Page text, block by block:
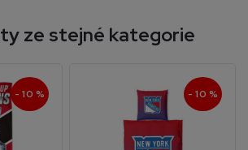
ze stejné kategorie
- 10 % - 10 %